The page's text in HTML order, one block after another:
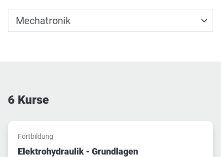
6 Kurse
Fortbildung
Elektrohydraulik - Grundlagen